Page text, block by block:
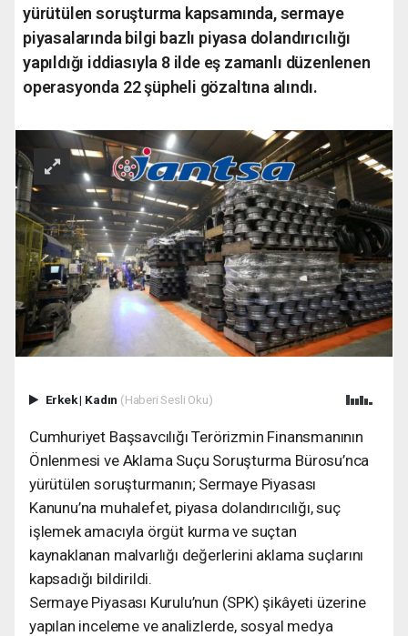
yürütülen soruşturma kapsamında, sermaye
piyasalarında bilgi bazlı piyasa dolandırıcılığı
yapıldığı iddiasıyla 8 ilde eş zamanlı düzenlenen
operasyonda 22 şüpheli gözaltına alındı.
Erkek| Kadın (Haberi Sesli Oku)
Cumhuriyet Başsavcılığı Terörizmin Finansmanının
Önlenmesi ve Aklama Suçu Soruşturma Bürosu’nca
yürütülen soruşturmanın; Sermaye Piyasası
Kanunu’na muhalefet, piyasa dolandırıcılığı, suç
işlemek amacıyla örgüt kurma ve suçtan
kaynaklanan malvarlığı değerlerini aklama suçlarını
kapsadığı bildirildi.
Sermaye Piyasası Kurulu’nun (SPK) şikâyeti üzerine
yapılan inceleme ve analizlerde, sosyal medya